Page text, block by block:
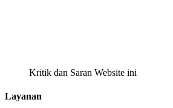
Kritik dan Saran Website ini
Layanan